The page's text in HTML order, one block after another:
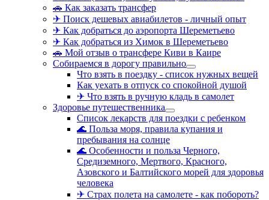
🚗 Как заказать трансфер
✈ Поиск дешевых авиабилетов - личный опыт
✈ Как добраться до аэропорта Шереметьево
✈ Как добраться из Химок в Шереметьево
🚗 Мой отзыв о трансфере Киви в Каире
Собираемся в дорогу правильно
Что взять в поездку - список нужных вещей
Как уехать в отпуск со спокойной душой
✈ Что взять в ручную кладь в самолет
Здоровье путешественника
Список лекарств для поездки с ребенком
🌊 Польза моря, правила купания и
пребывания на солнце
🌊 Особенности и польза Черного,
Средиземного, Мертвого, Красного,
Азовского и Балтийского морей для здоровья
человека
✈ Страх полета на самолете - как побороть?